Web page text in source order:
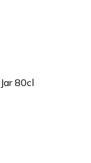
80cl